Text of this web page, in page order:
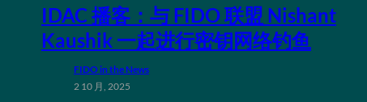
IDAC 播客：与 FIDO 联盟 Nishant
Kaushik 一起进行密钥网络钓鱼
FIDO in the News
2 10 月, 2025